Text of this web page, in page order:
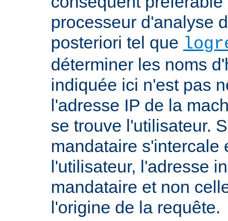
processeur d'analyse
posteriori tel que
déterminer les noms
indiquée ici n'est pas
l'adresse IP de la
se trouve l'utilisateur.
mandataire s'intercale
l'utilisateur, l'adresse
mandataire et non
l'origine de la requête.